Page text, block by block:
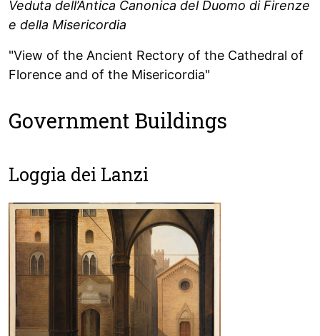
Veduta dell’Antica Canonica del Duomo di Firenze
e della Misericordia
"View of the Ancient Rectory of the Cathedral of
Florence and of the Misericordia"
Government Buildings
Loggia dei Lanzi